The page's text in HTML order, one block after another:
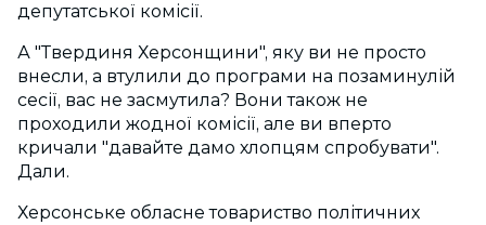
депутатської комісії.
А "Твердиня Херсонщини", яку ви не просто
внесли, а втулили до програми на позаминулій
сесії, вас не засмутила? Вони також не
проходили жодної комісії, але ви вперто
кричали "давайте дамо хлопцям спробувати".
Дали.
Херсонське обласне товариство політичних